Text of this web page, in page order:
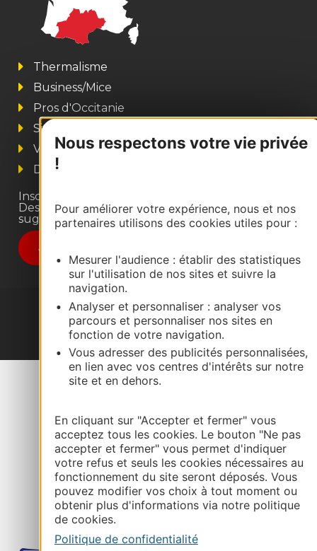
Nous respectons votre vie privée
!
Pour améliorer votre expérience, nous et nos
partenaires utilisons des cookies utiles pour :
Mesurer l'audience : établir des statistiques
sur l'utilisation de nos sites et suivre la
navigation.
Analyser et personnaliser : analyser vos
parcours et personnaliser nos sites en
fonction de votre navigation.
Vous adresser des publicités personnalisées,
en lien avec vos centres d'intérêts sur notre
site et en dehors.
En cliquant sur "Accepter et fermer" vous
acceptez tous les cookies. Le bouton "Ne pas
accepter et fermer" vous permet d'indiquer
votre refus et seuls les cookies nécessaires au
fonctionnement du site seront déposés. Vous
pouvez modifier vos choix à tout moment ou
obtenir plus d'informations via notre politique
de cookies.
Politique de confidentialité
Thermalisme
Business/Mice
Pros d'Occitanie
Site presse et d'influence
Voyagistes
Destination Sport
Inscrivez-vous à la lettre d'information
Destination Occitanie pour recevoir des
suggestions de séjours, de visites et de sorties.
Je m'abonne
#VoyageOccitanie
Plan du site Mentions et informations